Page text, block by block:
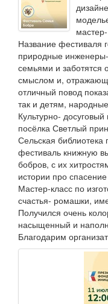
Название фестиваля
природные
семьями и
смыслом и,
отличный повод
так и детям,
Культурно-
посёлка Светлый
Сельская
фестиваль книжную
бобров, с их
истории про
Мастер-класс по
счастья- ромашки,
Получился очень
насыщенный и
Благодарим